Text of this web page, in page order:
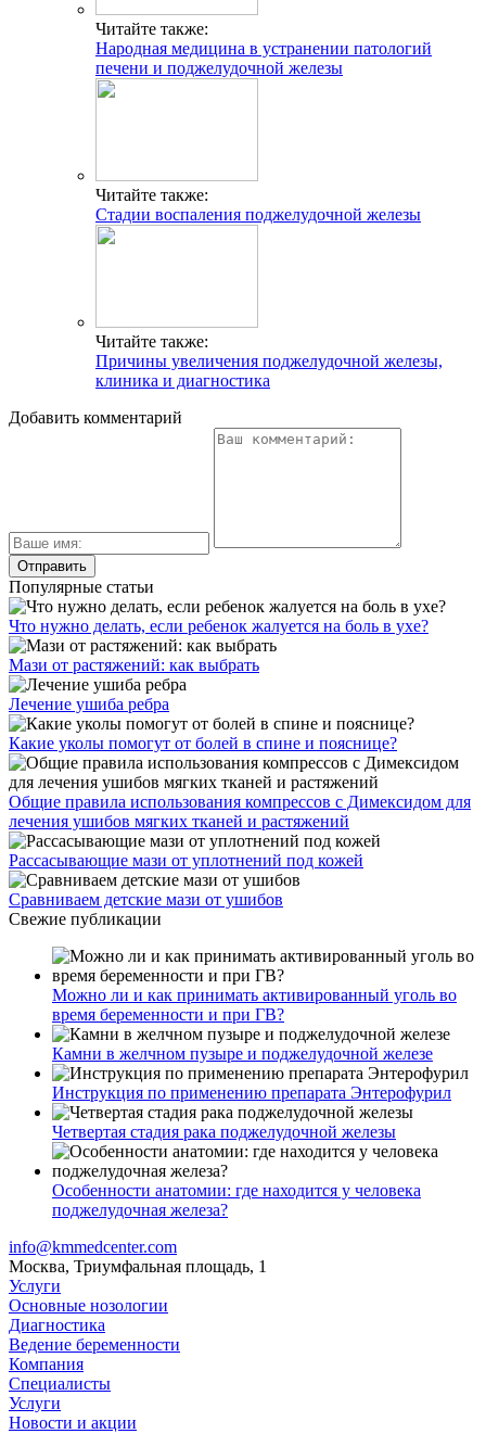
Читайте также:
Народная медицина в устранении патологий
печени и поджелудочной железы
Читайте также:
Стадии воспаления поджелудочной железы
Читайте также:
Причины увеличения поджелудочной железы,
клиника и диагностика
Добавить комментарий
Популярные статьи
Что нужно делать, если ребенок жалуется на боль в ухе?
Мази от растяжений: как выбрать
Лечение ушиба ребра
Какие уколы помогут от болей в спине и пояснице?
Общие правила использования компрессов с Димексидом для
лечения ушибов мягких тканей и растяжений
Рассасывающие мази от уплотнений под кожей
Сравниваем детские мази от ушибов
Свежие публикации
Можно ли и как принимать активированный уголь во
время беременности и при ГВ?
Камни в желчном пузыре и поджелудочной железе
Инструкция по применению препарата Энтерофурил
Четвертая стадия рака поджелудочной железы
Особенности анатомии: где находится у человека
поджелудочная железа?
info@kmmedcenter.com
Москва, Триумфальная площадь, 1
Услуги
Основные нозологии
Диагностика
Ведение беременности
Компания
Специалисты
Услуги
Новости и акции